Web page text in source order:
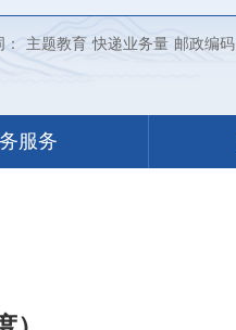
主题教育 快递业务量 邮政编码
服务